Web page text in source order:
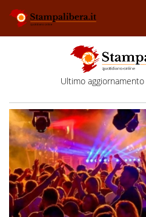
Ultimo aggiornamento